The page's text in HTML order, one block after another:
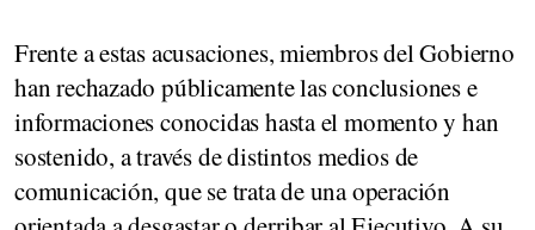
Frente a estas acusaciones, miembros del Gobierno
han rechazado públicamente las conclusiones e
informaciones conocidas hasta el momento y han
sostenido, a través de distintos medios de
comunicación, que se trata de una operación